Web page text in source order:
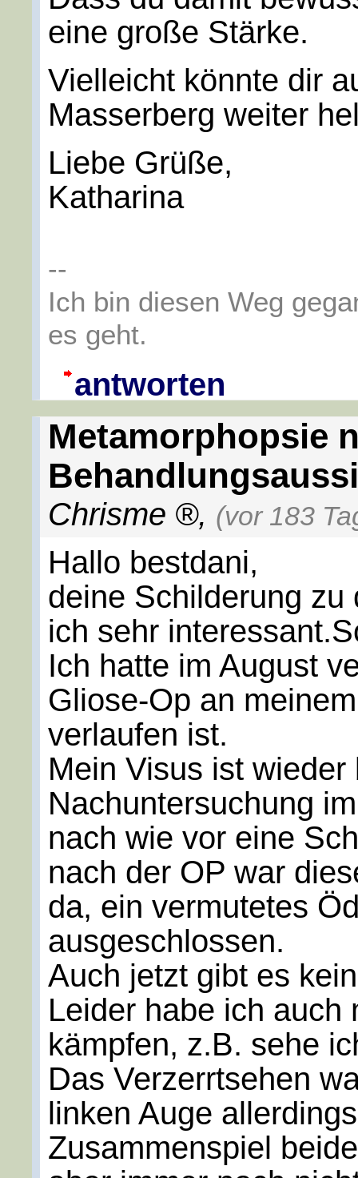
eine große Stärke.
Vielleicht könnte dir
Masserberg weiter
Liebe Grüße,
Katharina
--
Ich bin diesen Weg
es geht.
antworten
Metamorphopsie
Chrisme , (vor 183
Hallo bestdani,
deine Schilderung zu
ich sehr
Ich hatte im August
Gliose-Op an
verlaufen ist.
Mein Visus ist
Nachuntersuchung
nach wie vor eine
nach der OP war
da, ein vermutetes
ausgeschlossen.
Auch jetzt gibt es
Leider habe ich auch
kämpfen, z.B. sehe
Das Verzerrtsehen
linken Auge
Zusammenspiel